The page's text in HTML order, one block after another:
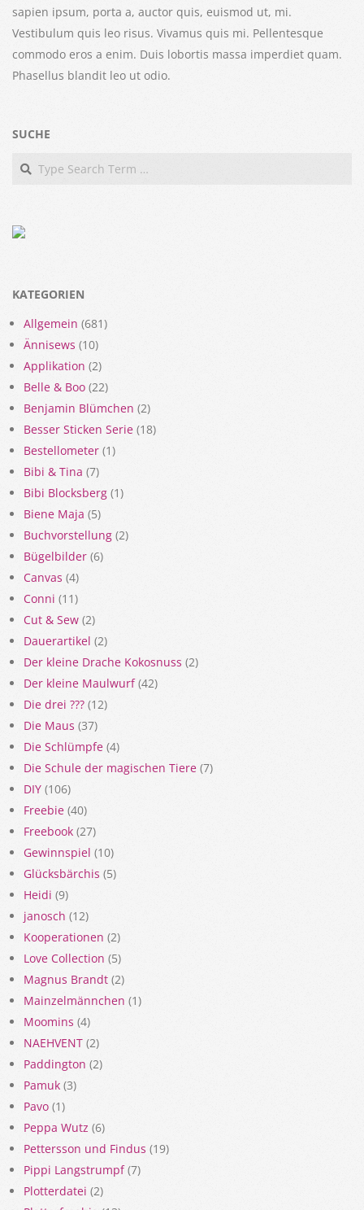
sapien ipsum, porta a, auctor quis, euismod ut, mi.
Vestibulum quis leo risus. Vivamus quis mi. Pellentesque
commodo eros a enim. Duis lobortis massa imperdiet quam.
Phasellus blandit leo ut odio.
SUCHE
Search
KATEGORIEN
Allgemein (681)
Ännisews (10)
Applikation (2)
Belle & Boo (22)
Benjamin Blümchen (2)
Besser Sticken Serie (18)
Bestellometer (1)
Bibi & Tina (7)
Bibi Blocksberg (1)
Biene Maja (5)
Buchvorstellung (2)
Bügelbilder (6)
Canvas (4)
Conni (11)
Cut & Sew (2)
Dauerartikel (2)
Der kleine Drache Kokosnuss (2)
Der kleine Maulwurf(42)
Die drei ??? (12)
Die Maus (37)
Die Schlümpfe (4)
Die Schule der magischen Tiere (7)
DIY (106)
Freebie (40)
Freebook (27)
Gewinnspiel (10)
Glücksbärchis (5)
Heidi (9)
janosch (12)
Kooperationen (2)
Love Collection (5)
Magnus Brandt (2)
Mainzelmännchen (1)
Moomins (4)
NAEHVENT (2)
Paddington (2)
Pamuk (3)
Pavo (1)
Peppa Wutz (6)
Pettersson und Findus (19)
Pippi Langstrumpf(7)
Plotterdatei (2)